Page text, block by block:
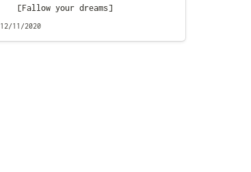
[Fallow your dreams]
12/11/2020